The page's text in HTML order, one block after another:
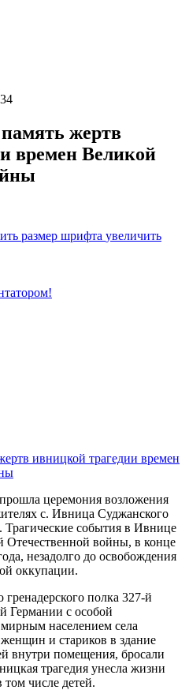
жертв
времен Великой
размер шрифта увеличить
церемония возложения
с. Ивница Суджанского
Трагические события в Ивнице
войны, в конце
незадолго до освобождения
оккупации.
полка 327-й
Германии с особой
населением села
и стариков в здание
внутри помещения, бросали
трагедия унесла жизни
числе детей.